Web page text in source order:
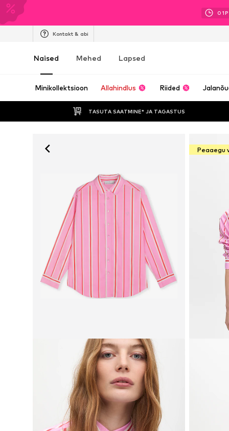
01P
Kontakt & abi
Naised Mehed Lapsed
Minikollektsioon Allahindlus Riided
TASUTA SAATMINE* JA TAGASTUS
Peaaegu